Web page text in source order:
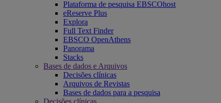
Plataforma de pesquisa EBSCOhost
eReserve Plus
Explora
Full Text Finder
EBSCO OpenAthens
Panorama
Stacks
Bases de dados e Arquivos
Decisões clínicas
Arquivos de Revistas
Bases de dados para a pesquisa
Decisões clínicas